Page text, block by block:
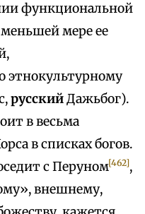
функциональной
мере ее
русскийДажьбог).
в весьма
в списках богов.
с Перуном[462],
внешнему,